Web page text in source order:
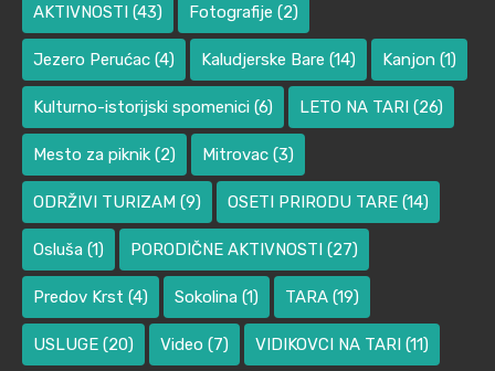
AKTIVNOSTI (43) Fotografije (2)
Jezero Perućac (4) Kaludjerske Bare (14) Kanjon (1)
Kulturno-istorijski spomenici (6) LETO NA TARI (26)
Mesto za piknik (2) Mitrovac (3)
ODRŽIVI TURIZAM (9) OSETI PRIRODU TARE (14)
Osluša (1) PORODIČNE AKTIVNOSTI (27)
Predov Krst (4) Sokolina (1) TARA (19)
USLUGE (20) Video (7) VIDIKOVCI NA TARI (11)